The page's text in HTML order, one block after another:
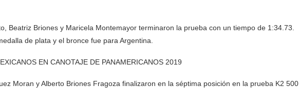
Beatriz Briones y Maricela Montemayor terminaron la prueba con un tiempo de 1:34.73.
de plata y el bronce fue para Argentina.
EN CANOTAJE DE PANAMERICANOS 2019
Moran y Alberto Briones Fragoza finalizaron en la séptima posición en la prueba K2 500